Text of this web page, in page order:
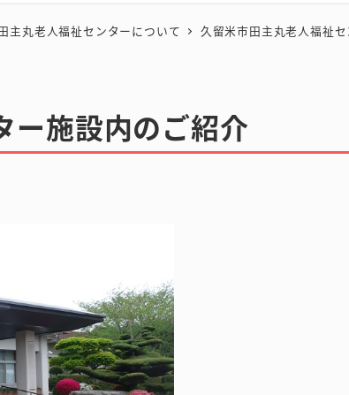
主丸老人福祉センターについて 久留米市田主丸老人福祉
ー施設内のご紹介